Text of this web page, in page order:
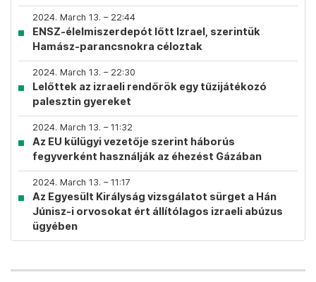
2024. March 13. – 22:44
ENSZ-élelmiszerdepót lőtt Izrael, szerintük
Hamász-parancsnokra céloztak
2024. March 13. – 22:30
Lelőttek az izraeli rendőrök egy tűzijátékozó
palesztin gyereket
2024. March 13. – 11:32
Az EU külügyi vezetője szerint háborús
fegyverként használják az éhezést Gázában
2024. March 13. – 11:17
Az Egyesült Királyság vizsgálatot sürget a Hán
Júnisz-i orvosokat ért állítólagos izraeli abúzus
ügyében